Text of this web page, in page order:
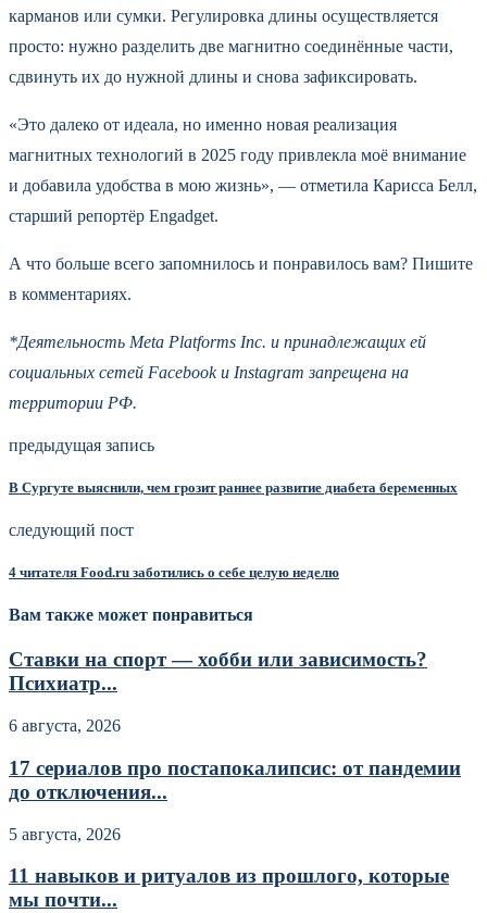
карманов или сумки. Регулировка длины осуществляется
просто: нужно разделить две магнитно соединённые части,
сдвинуть их до нужной длины и снова зафиксировать.
«Это далеко от идеала, но именно новая реализация
магнитных технологий в 2025 году привлекла моё внимание
и добавила удобства в мою жизнь», — отметила Карисса Белл,
старший репортёр Engadget.
А что больше всего запомнилось и понравилось вам? Пишите
в комментариях.
*Деятельность Meta Platforms Inc. и принадлежащих ей
социальных сетей Facebook и Instagram запрещена на
территории РФ.
предыдущая запись
В Сургуте выяснили, чем грозит раннее развитие диабета беременных
следующий пост
4 читателя Food.ru заботились о себе целую неделю
Вам также может понравиться
Ставки на спорт — хобби или зависимость?
Психиатр...
6 августа, 2026
17 сериалов про постапокалипсис: от пандемии
до отключения...
5 августа, 2026
11 навыков и ритуалов из прошлого, которые
мы почти...